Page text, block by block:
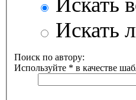
Искать
Поиск по автору:
Используйте * в качестве